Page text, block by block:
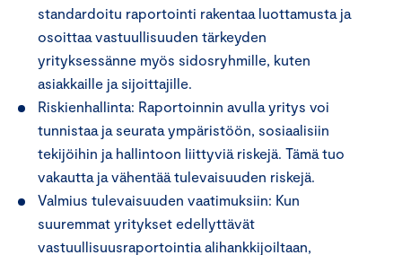
standardoitu raportointi rakentaa luottamusta ja
osoittaa vastuullisuuden tärkeyden
yrityksessänne myös sidosryhmille, kuten
asiakkaille ja sijoittajille.
Riskienhallinta: Raportoinnin avulla yritys voi
tunnistaa ja seurata ympäristöön, sosiaalisiin
tekijöihin ja hallintoon liittyviä riskejä. Tämä tuo
vakautta ja vähentää tulevaisuuden riskejä.
Valmius tulevaisuuden vaatimuksiin: Kun
suuremmat yritykset edellyttävät
vastuullisuusraportointia alihankkijoiltaan,